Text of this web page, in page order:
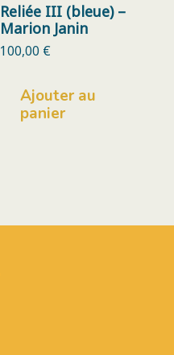
Reliée III (bleue) –
Marion Janin
100,00 €
Ajouter au
panier